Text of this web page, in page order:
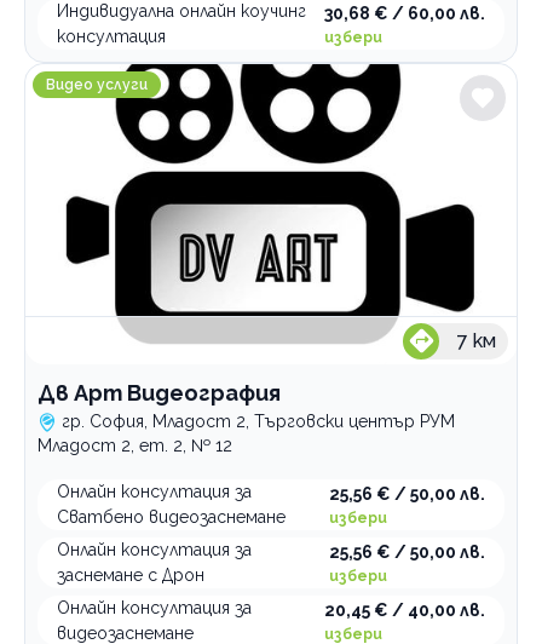
Индивидуална онлайн коучинг
консултация
30,68 € / 60,00 лв.
избери
Дв Арт Видеография
Видео услуги
7 км
Дв Арт Видеография
гр. София, Младост 2, Търговски център РУМ
Младост 2, ет. 2, № 12
Онлайн консултация за
Сватбено видеозаснемане
25,56 € / 50,00 лв.
избери
Онлайн консултация за
заснемане с Дрон
25,56 € / 50,00 лв.
избери
Онлайн консултация за
видеозаснемане
20,45 € / 40,00 лв.
избери